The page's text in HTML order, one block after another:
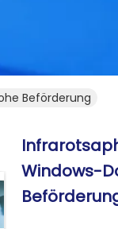
Beförderung
Windows-